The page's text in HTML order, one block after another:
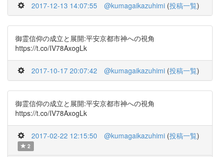
2017-12-13 14:07:55 @kumagaikazuhimi (投稿一覧)
御霊信仰の成立と展開:平安京都市神への視角
https://t.co/IV78AxogLk
2017-10-17 20:07:42 @kumagaikazuhimi (投稿一覧)
御霊信仰の成立と展開:平安京都市神への視角
https://t.co/IV78AxogLk
2017-02-22 12:15:50 @kumagaikazuhimi (投稿一覧)
2